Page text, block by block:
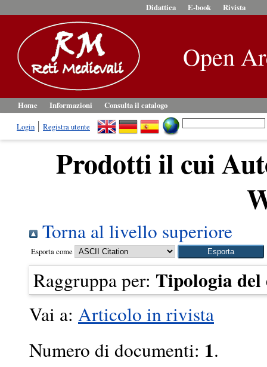
Didattica E-book Rivista
Open
Home Informazioni
Consulta il catalogo
Login
Registra utente
Prodotti il cui
Torna al livello superiore
Esporta come
Raggruppa per: Tipologia del
Vai a: Articolo in rivista
Numero di documenti: 1.